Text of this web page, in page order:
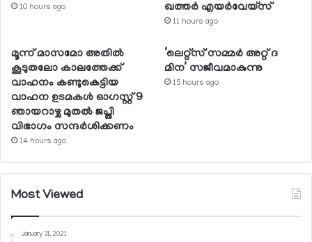
10 hours ago
ഖത്തര്‍ എയര്‍വേയ്സ്
11 hours ago
മൂന്ന് മാസമോ അതില്‍
കൂടുതലോ കാലത്തേക്ക്
വാഹനം കണ്ടുകെട്ടിയ
വാഹന ഉടമകള്‍ ഓഗസ്റ്റ് 9
ഞായറാഴ്ച മുതല്‍ ജപ്തി
വിഭാഗം സന്ദര്‍ശിക്കണം
14 hours ago
‘ലെറ്റ്‌സ് സമ്മര്‍ അറ്റ് ദ
മിന’ സജീവമാകുന്നു
15 hours ago
Most Viewed
January 31, 2021